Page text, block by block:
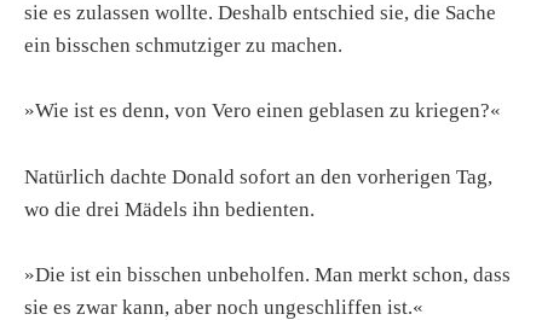
sie es zulassen wollte. Deshalb entschied sie, die Sache
ein bisschen schmutziger zu machen.
»Wie ist es denn, von Vero einen geblasen zu kriegen?«
Natürlich dachte Donald sofort an den vorherigen Tag,
wo die drei Mädels ihn bedienten.
»Die ist ein bisschen unbeholfen. Man merkt schon, dass
sie es zwar kann, aber noch ungeschliffen ist.«